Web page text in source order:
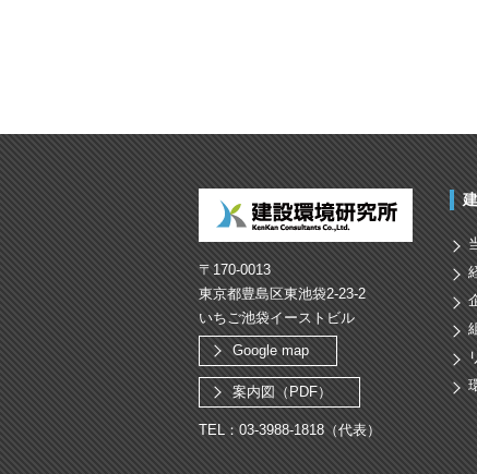
〒170-0013
東京都豊島区東池袋2-23-2
いちご池袋イーストビル
Google map
案内図（PDF）
TEL：03-3988-1818（代表）